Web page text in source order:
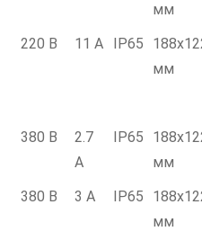
мм
220 В 11 А IP65
мм
380 В
2.7
А
IP65
мм
380 В 3 А IP65
мм